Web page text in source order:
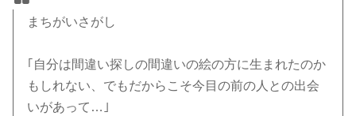
まちがいさがし
｢自分は間違い探しの間違いの絵の方に生まれたのか
もしれない、でもだからこそ今目の前の人との出会
いがあって…｣